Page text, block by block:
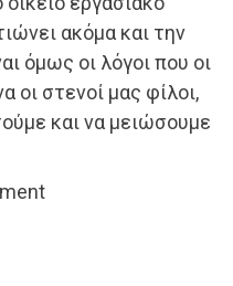
ακόμα και την
όμως οι λόγοι που οι
οι στενοί μας φίλοι,
και να μειώσουμε